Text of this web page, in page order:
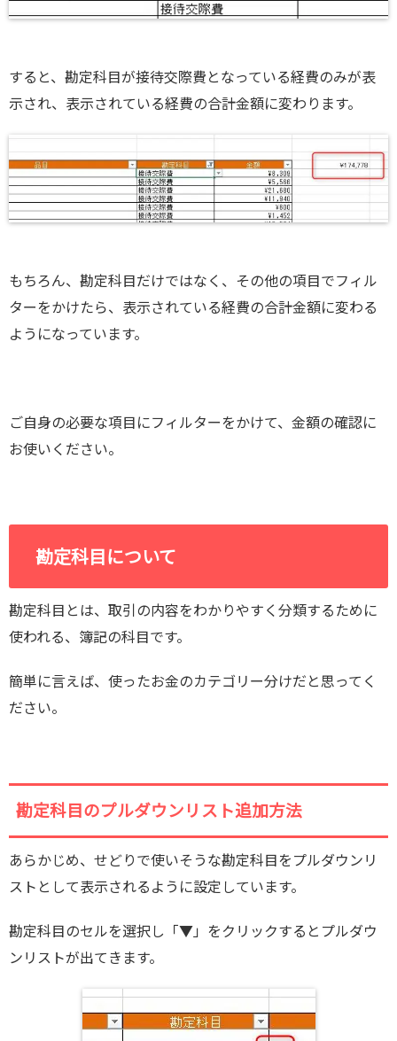
すると、勘定科目が接待交際費となっている経費のみが表
示され、表示されている経費の合計金額に変わります。
もちろん、勘定科目だけではなく、その他の項目でフィル
ターをかけたら、表示されている経費の合計金額に変わる
ようになっています。
ご自身の必要な項目にフィルターをかけて、金額の確認に
お使いください。
勘定科目について
勘定科目とは、取引の内容をわかりやすく分類するために
使われる、簿記の科目です。
簡単に言えば、使ったお金のカテゴリー分けだと思ってく
ださい。
勘定科目のプルダウンリスト追加方法
あらかじめ、せどりで使いそうな勘定科目をプルダウンリ
ストとして表示されるように設定しています。
勘定科目のセルを選択し「▼」をクリックするとプルダウ
ンリストが出てきます。